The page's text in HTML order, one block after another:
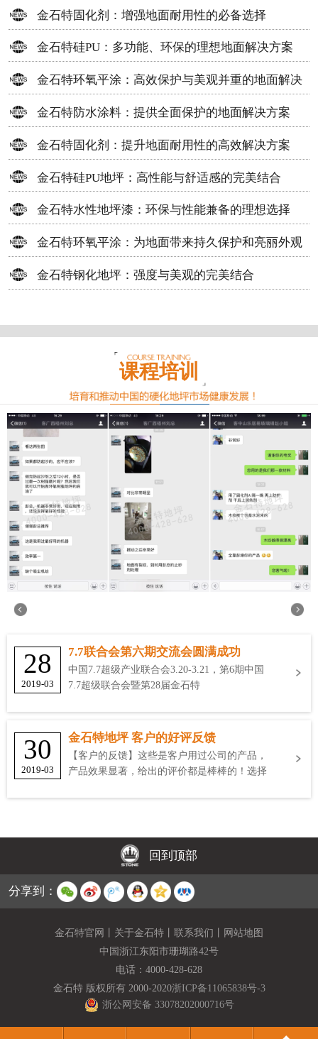
方案
金石特固化剂：增强地面耐用性的必备选择
金石特硅PU：多功能、环保的理想地面解决方案
金石特环氧平涂：高效保护与美观并重的地面解决
方案
金石特防水涂料：提供全面保护的地面解决方案
金石特固化剂：提升地面耐用性的高效解决方案
金石特硅PU地坪：高性能与舒适感的完美结合
金石特水性地坪漆：环保与性能兼备的理想选择
金石特环氧平涂：为地面带来持久保护和亮丽外观
金石特钢化地坪：强度与美观的完美结合
课程培训
28
2019-03
7.7联合会第六期交流会圆满成功
中国7.7超级产业联合会3.20-3.21，第6期中国
7.7超级联合会暨第28届金石特
30
2019-03
金石特地坪 客户的好评反馈
【客户的反馈】这些是客户用过公司的产品，
产品效果显著，给出的评价都是棒棒的！选择
回到顶部
分享到：
金石特官网 关于金石特 联系我们
网站地图
中国浙江东阳市珊瑚路42号
电话： 4000-428-628
金石特 版权所有 2000-2020浙ICP备11065838号-3
浙公网安备 33078202000716号